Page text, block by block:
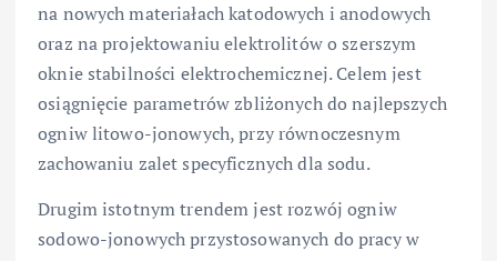
na nowych materiałach katodowych i anodowych
oraz na projektowaniu elektrolitów o szerszym
oknie stabilności elektrochemicznej. Celem jest
osiągnięcie parametrów zbliżonych do najlepszych
ogniw litowo-jonowych, przy równoczesnym
zachowaniu zalet specyficznych dla sodu.
Drugim istotnym trendem jest rozwój ogniw
sodowo-jonowych przystosowanych do pracy w